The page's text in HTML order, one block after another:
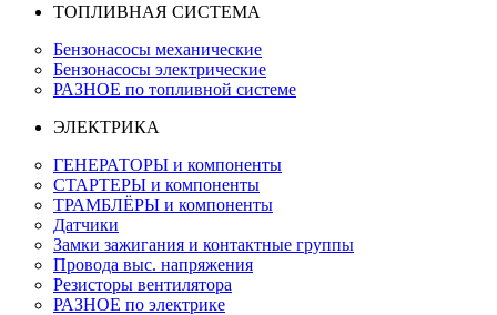
ТОПЛИВНАЯ СИСТЕМА
Бензонасосы механические
Бензонасосы электрические
РАЗНОЕ по топливной системе
ЭЛЕКТРИКА
ГЕНЕРАТОРЫ и компоненты
СТАРТЕРЫ и компоненты
ТРАМБЛЁРЫ и компоненты
Датчики
Замки зажигания и контактные группы
Провода выс. напряжения
Резисторы вентилятора
РАЗНОЕ по электрике